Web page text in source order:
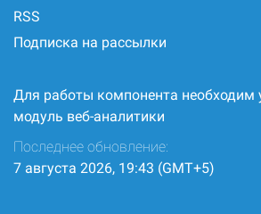
RSS
Подписка на рассылки
Для работы компонента необходим
модуль веб-аналитики
Последнее обновление:
7 августа 2026, 19:43 (GMT+5)